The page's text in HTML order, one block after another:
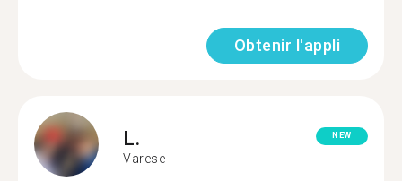
Obtenir l'appli
L.
Varese
NEW